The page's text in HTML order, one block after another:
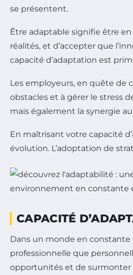
se présentent.
Être adaptable signifie être
réalités, et d’accepter que
capacité d’adaptation est
Les employeurs, en quête
obstacles et à gérer le stress
mais également la synergie
En maîtrisant votre capacité
évolution. L’adoptation de
CAPACITÉ
Dans un monde en constante
professionnelle que
opportunités et de surmonter